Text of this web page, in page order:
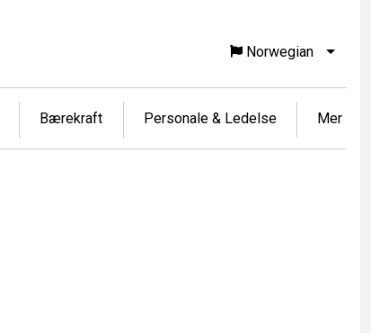
Norwegian List
Bærekraft Personale & Ledelse Mer